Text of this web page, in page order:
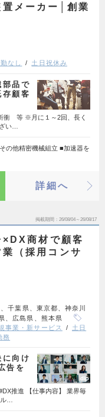
置メーカー│創業
なし 土日祝休み
部品で
顧客
衝 等 ※月に１～2回、長く
い…
の他精密機械組立 ■加速器を
詳細へ
掲載期間 26/08/04～26/08/17
商材で顧客
（採用コンサ
千葉県、東京都、神奈川
、広島県、熊本県
事業・新サービス
土日
務
向け
告を
推進 【仕事内容】 業界毎
…